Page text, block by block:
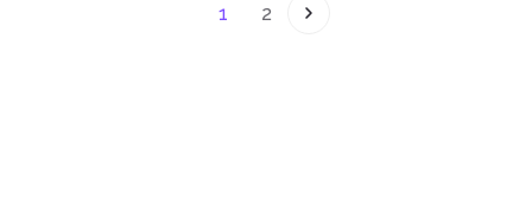
3つの異なる方法を紹介します！ & rsquo; のオフラインの方法から始
1 2